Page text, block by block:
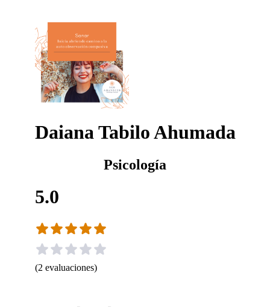
Daiana Tabilo Ahumada
Psicología
5.0
(2 evaluaciones)